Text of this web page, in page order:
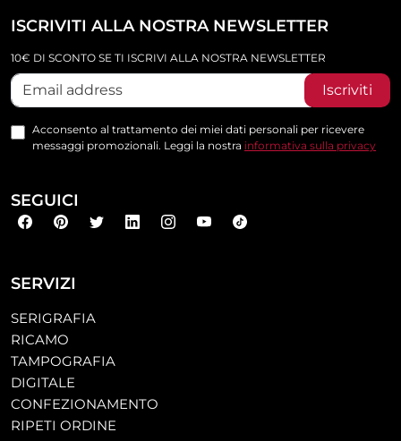
SERVIZI
SERIGRAFIA
RICAMO
TAMPOGRAFIA
DIGITALE
CONFEZIONAMENTO
RIPETI ORDINE
ISCRIVITI ALLA NOSTRA NEWSLETTER
10€ DI SCONTO SE TI ISCRIVI ALLA NOSTRA NEWSLETTER
Iscriviti
Acconsento al trattamento dei miei dati personali per ricevere
messaggi promozionali. Leggi la nostra informativa sulla privacy
SEGUICI